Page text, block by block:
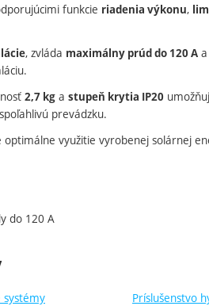
funkcie riadenia výkonu,
, zvláda maximálny prúd do 120 A
2,7 kg a stupeň krytia IP20
prevádzku.
optimálne využitie vyrobenej solárnej
do 120 A
systémy
Príslušenstvo